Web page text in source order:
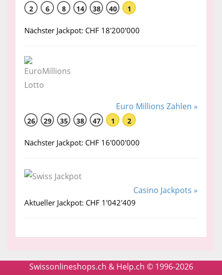
2 6 8 14 38 40 1
Nächster Jackpot: CHF 18'200'000
Euro Millions Zahlen »
26 29 35 38 47 1 2
Nächster Jackpot: CHF 16'000'000
Casino Jackpots »
Aktueller Jackpot: CHF 1'042'409
Swissonlineshops.ch & Help.ch © 1996-2026